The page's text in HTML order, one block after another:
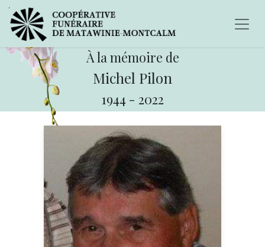
À la mémoire de
Michel Pilon
1944 - 2022